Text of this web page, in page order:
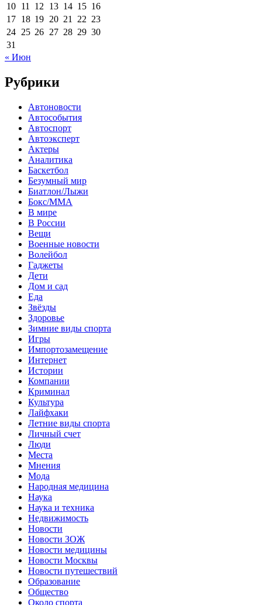
10 11 12 13 14 15 16
17 18 19 20 21 22 23
24 25 26 27 28 29 30
31
« Июн
Рубрики
Автоновости
Автособытия
Автоспорт
Автоэксперт
Актеры
Аналитика
Баскетбол
Безумный мир
Биатлон/Лыжи
Бокс/MMA
В мире
В России
Вещи
Военные новости
Волейбол
Гаджеты
Дети
Дом и сад
Еда
Звёзды
Здоровье
Зимние виды спорта
Игры
Импортозамещение
Интернет
Истории
Компании
Криминал
Культура
Лайфхаки
Летние виды спорта
Личный счет
Люди
Места
Мнения
Мода
Народная медицина
Наука
Наука и техника
Недвижимость
Новости
Новости ЗОЖ
Новости медицины
Новости Москвы
Новости путешествий
Образование
Общество
Около спорта